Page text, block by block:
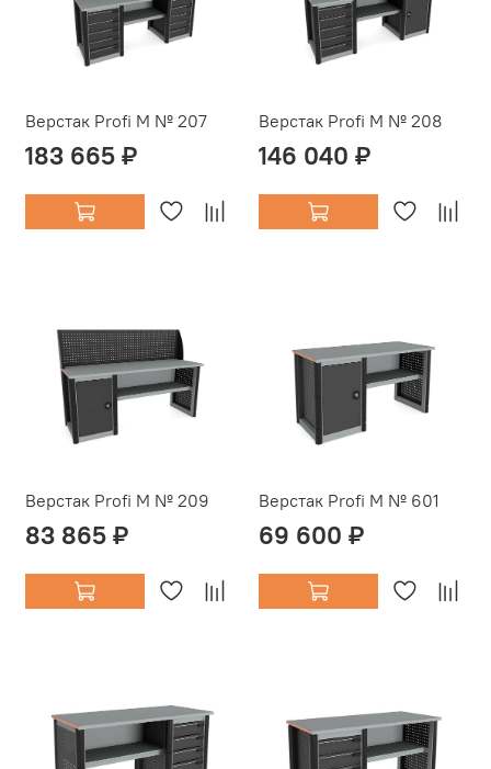
Верстак Profi M № 207
183 665 ₽
Верстак Profi M № 208
146 040 ₽
Верстак Profi M № 209
83 865 ₽
Верстак Profi M № 601
69 600 ₽